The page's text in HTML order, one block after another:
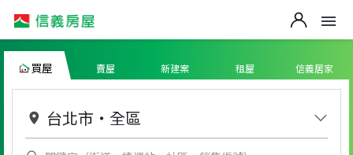
買屋 賣屋 新建案 租屋 信義居家
台北市 ・ 全區
信義房屋：買房、賣房、實價登錄、房仲服務、房屋買賣、房